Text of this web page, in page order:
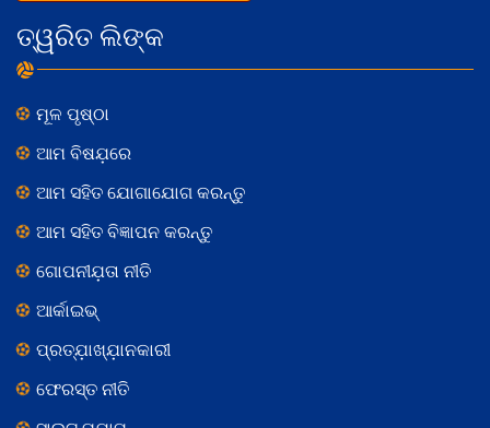
ତ୍ୱରିତ ଲିଙ୍କ
ମୂଳ ପୃଷ୍ଠା
ଆମ ବିଷଯ଼ରେ
ଆମ ସହିତ ଯୋଗାଯୋଗ କରନ୍ତୁ
ଆମ ସହିତ ବିଜ୍ଞାପନ କରନ୍ତୁ
ଗୋପନୀଯ଼ତା ନୀତି
ଆର୍କାଇଭ୍
ପ୍ରତ୍ଯ଼ାଖ୍ଯ଼ାନକାରୀ
ଫେରସ୍ତ ନୀତି